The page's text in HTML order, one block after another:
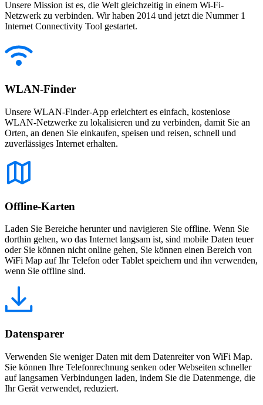
Unsere Mission ist es, die Welt gleichzeitig in einem Wi-Fi-
Netzwerk zu verbinden. Wir haben 2014 und jetzt die Nummer 1
Internet Connectivity Tool gestartet.
WLAN-Finder
Unsere WLAN-Finder-App erleichtert es einfach, kostenlose
WLAN-Netzwerke zu lokalisieren und zu verbinden, damit Sie an
Orten, an denen Sie einkaufen, speisen und reisen, schnell und
zuverlässiges Internet erhalten.
Offline-Karten
Laden Sie Bereiche herunter und navigieren Sie offline. Wenn Sie
dorthin gehen, wo das Internet langsam ist, sind mobile Daten teuer
oder Sie können nicht online gehen, Sie können einen Bereich von
WiFi Map auf Ihr Telefon oder Tablet speichern und ihn verwenden,
wenn Sie offline sind.
Datensparer
Verwenden Sie weniger Daten mit dem Datenreiter von WiFi Map.
Sie können Ihre Telefonrechnung senken oder Webseiten schneller
auf langsamen Verbindungen laden, indem Sie die Datenmenge, die
Ihr Gerät verwendet, reduziert.